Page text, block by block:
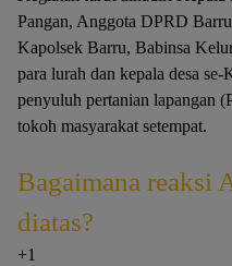
Pangan, Anggota DPRD
Kapolsek Barru, Babinsa
para lurah dan kepala desa
penyuluh pertanian lapangan
tokoh masyarakat setempat.
Bagaimana reaksi
diatas?
+1